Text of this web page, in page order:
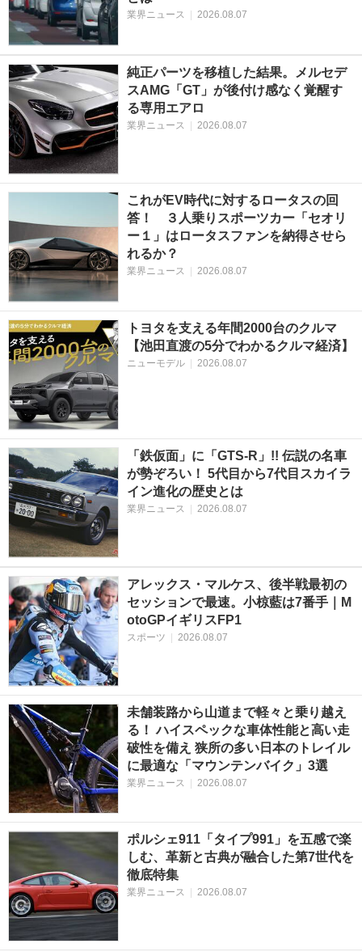
業界ニュース | 2026.08.07
純正パーツを移植した結果。メルセデ
スAMG「GT」が後付け感なく覚醒す
る専用エアロ
業界ニュース | 2026.08.07
これがEV時代に対するロータスの回
答！ ３人乗りスポーツカー「セオリ
ー１」はロータスファンを納得させら
れるか？
業界ニュース | 2026.08.07
トヨタを支える年間2000台のクルマ
【池田直渡の5分でわかるクルマ経済】
ニューモデル | 2026.08.07
「鉄仮面」に「GTS-R」!! 伝説の名車
が勢ぞろい！ 5代目から7代目スカイラ
イン進化の歴史とは
業界ニュース | 2026.08.07
アレックス・マルケス、後半戦最初の
セッションで最速。小椋藍は7番手｜M
otoGPイギリスFP1
スポーツ | 2026.08.07
未舗装路から山道まで軽々と乗り越え
る！ ハイスペックな車体性能と高い走
破性を備え 狭所の多い日本のトレイル
に最適な「マウンテンバイク」3選
業界ニュース | 2026.08.07
ポルシェ911「タイプ991」を五感で楽
しむ、革新と古典が融合した第7世代を
徹底特集
業界ニュース 2026.08.07